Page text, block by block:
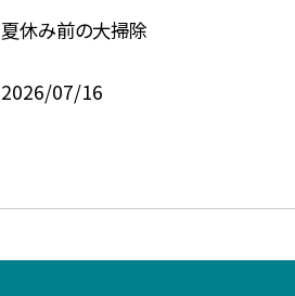
夏休み前の大掃除
2026/07/16